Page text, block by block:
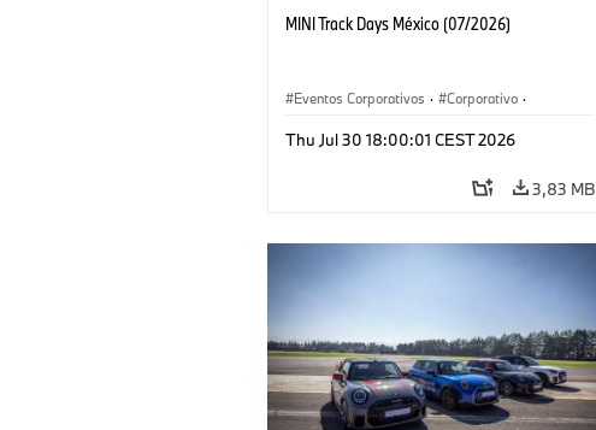
MINI Track Days México (07/2026)
Eventos Corporativos · Corporativo ·
Thu Jul 30 18:00:01 CEST 2026
3,83 MB